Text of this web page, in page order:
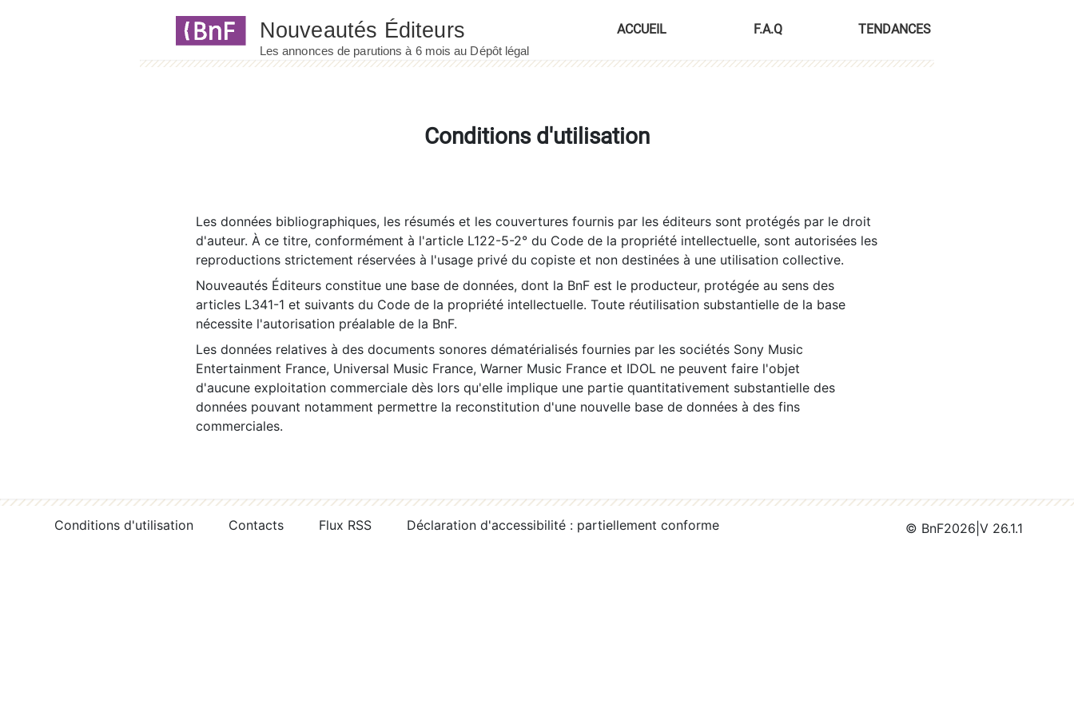
ACCUEIL F.A.Q TENDANCES
Conditions d'utilisation
Les données bibliographiques, les résumés et les couvertures fournis par les éditeurs sont protégés par le droit
d'auteur. À ce titre, conformément à l'article L122-5-2° du Code de la propriété intellectuelle, sont autorisées les
reproductions strictement réservées à l'usage privé du copiste et non destinées à une utilisation collective.
Nouveautés Éditeurs constitue une base de données, dont la BnF est le producteur, protégée au sens des
articles L341-1 et suivants du Code de la propriété intellectuelle. Toute réutilisation substantielle de la base
nécessite l'autorisation préalable de la BnF.
Les données relatives à des documents sonores dématérialisés fournies par les sociétés Sony Music
Entertainment France, Universal Music France, Warner Music France et IDOL ne peuvent faire l'objet
d'aucune exploitation commerciale dès lors qu'elle implique une partie quantitativement substantielle des
données pouvant notamment permettre la reconstitution d'une nouvelle base de données à des fins
commerciales.
Conditions d'utilisation Contacts Flux RSS Déclaration d'accessibilité : partiellement conforme © BnF2026 V 26.1.1